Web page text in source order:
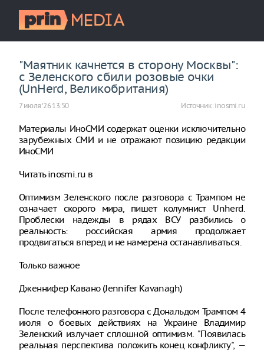
"Маятник качнется в сторону Москвы":
с Зеленского сбили розовые очки
(UnHerd, Великобритания)
7 июля ‘26 13:50 Источник:inosmi.ru
Материалы ИноСМИ содержат оценки исключительно
зарубежных СМИ и не отражают позицию редакции
ИноСМИ
Читать inosmi.ru в
Оптимизм Зеленского после разговора с Трампом не
означает скорого мира, пишет колумнист Unherd.
Проблески надежды в рядах ВСУ разбились о
реальность: российская армия продолжает
продвигаться вперед и не намерена останавливаться.
Только важное
Дженнифер Кавано (Jennifer Kavanagh)
После телефонного разговора с Дональдом Трампом 4
июля о боевых действиях на Украине Владимир
Зеленский излучает сплошной оптимизм. "Появилась
реальная перспектива положить конец конфликту", —